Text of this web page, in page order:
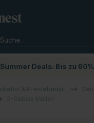
Summer Deals: Bis zu 60%